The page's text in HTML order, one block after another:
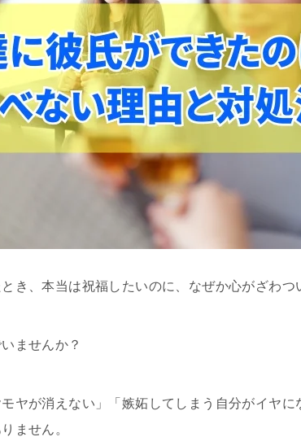
き、本当は祝福したいのに、なぜか心がざわつ
ませんか？
モヤが消えない」「嫉妬してしまう自分がイヤ
ません。